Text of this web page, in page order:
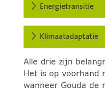
Energietransitie
Klimaatadaptatie
Alle drie zijn
Het is op voorhand
wanneer Gouda de